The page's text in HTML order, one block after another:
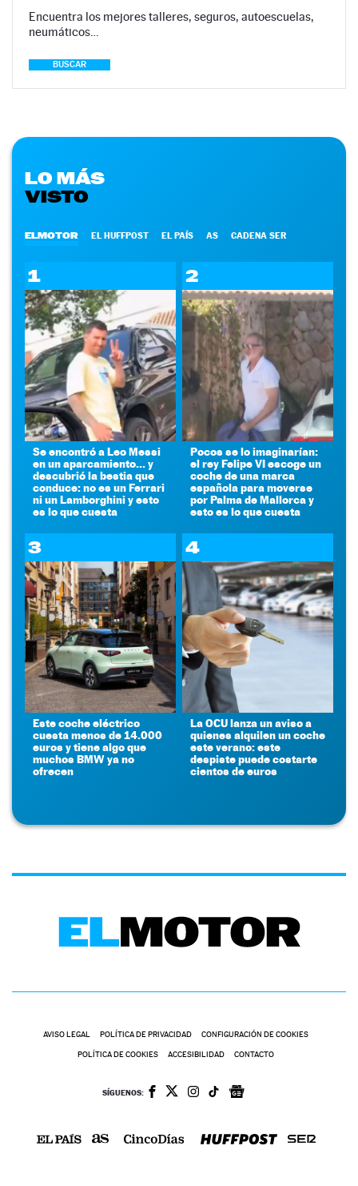
Encuentra los mejores talleres, seguros, autoescuelas,
neumáticos…
BUSCAR
LO MÁS
VISTO
ELMOTOR EL HUFFPOST EL PAÍS AS CADENA SER
1
Se encontró a Leo Messi
en un aparcamiento... y
descubrió la bestia que
conduce: no es un Ferrari
ni un Lamborghini y esto
es lo que cuesta
2
Pocos se lo imaginarían:
el rey Felipe VI escoge un
coche de una marca
española para moverse
por Palma de Mallorca y
esto es lo que cuesta
3
Este coche eléctrico
cuesta menos de 14.000
euros y tiene algo que
muchos BMW ya no
ofrecen
4
La OCU lanza un aviso a
quienes alquilen un coche
este verano: este
despiste puede costarte
cientos de euros
AVISO LEGAL POLÍTICA DE PRIVACIDAD CONFIGURACIÓN DE COOKIES
POLÍTICA DE COOKIES ACCESIBILIDAD CONTACTO
SÍGUENOS: